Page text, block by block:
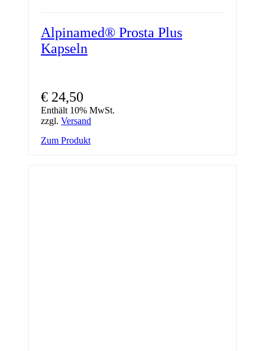
Alpinamed® Prosta Plus
Kapseln
€ 24,50
Enthält 10% MwSt.
zzgl. Versand
Zum Produkt